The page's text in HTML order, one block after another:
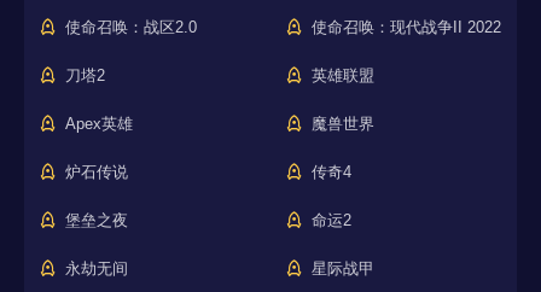
使命召唤：战区2.0 使命召唤：现代战争II 2022
刀塔2 英雄联盟
Apex英雄 魔兽世界
炉石传说 传奇4
堡垒之夜 命运2
永劫无间 星际战甲